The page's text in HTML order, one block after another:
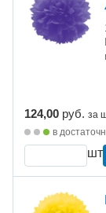
124,00 руб. за
в
шт